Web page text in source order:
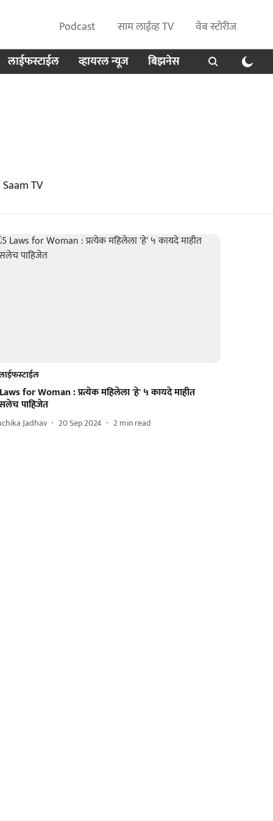
Podcast साम लाईव्ह TV
वेब स्टोरीज
लाईफस्टाईल
व्हायरल न्यूज बिझनेस
TV
for Woman : प्रत्येक महिलेला 'हे' ५ कायदे माहीत
पाहिजेत
Jadhav 20 Sep 2024 2min read